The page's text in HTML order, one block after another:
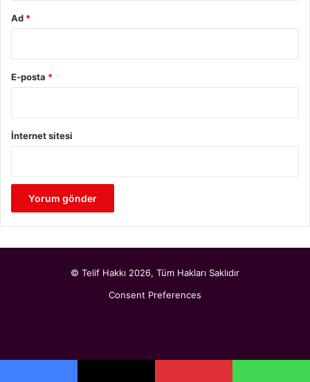
Ad *
E-posta *
İnternet sitesi
© Telif Hakkı 2026, Tüm Hakları Saklıdır
Consent Preferences